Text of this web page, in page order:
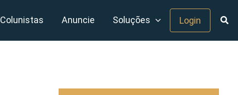
Colunistas Anuncie Soluções Login